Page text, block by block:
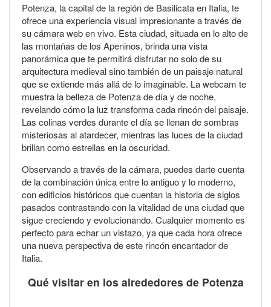
Potenza, la capital de la región de Basilicata en Italia, te
ofrece una experiencia visual impresionante a través de
su cámara web en vivo. Esta ciudad, situada en lo alto de
las montañas de los Apeninos, brinda una vista
panorámica que te permitirá disfrutar no solo de su
arquitectura medieval sino también de un paisaje natural
que se extiende más allá de lo imaginable. La webcam te
muestra la belleza de Potenza de día y de noche,
revelando cómo la luz transforma cada rincón del paisaje.
Las colinas verdes durante el día se llenan de sombras
misteriosas al atardecer, mientras las luces de la ciudad
brillan como estrellas en la oscuridad.
Observando a través de la cámara, puedes darte cuenta
de la combinación única entre lo antiguo y lo moderno,
con edificios históricos que cuentan la historia de siglos
pasados contrastando con la vitalidad de una ciudad que
sigue creciendo y evolucionando. Cualquier momento es
perfecto para echar un vistazo, ya que cada hora ofrece
una nueva perspectiva de este rincón encantador de
Italia.
Qué visitar en los alrededores de Potenza